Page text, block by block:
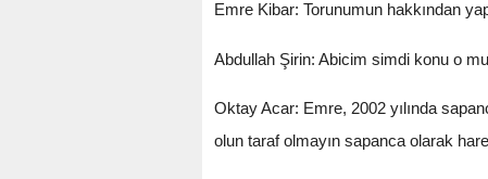
Emre Kibar: Torunumun hakkından
Abdullah Şirin: Abicim simdi konu o
Oktay Acar: Emre, 2002 yılında
olun taraf olmayın sapanca olarak